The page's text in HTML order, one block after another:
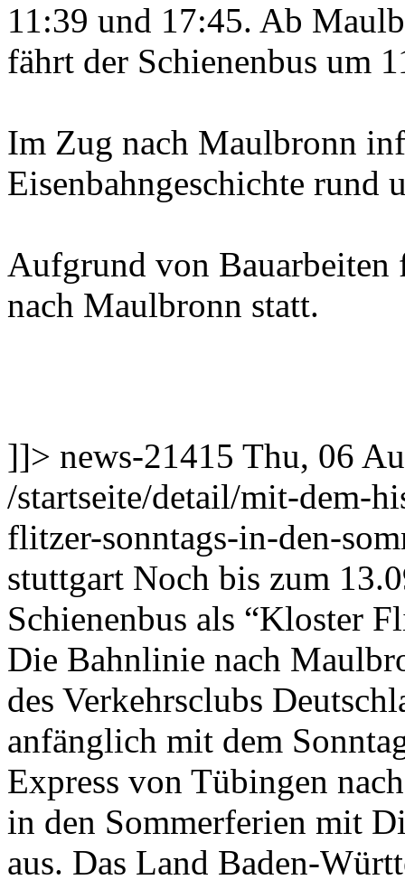
11:39 und 17:45. Ab
fährt der Schienenbus um
Im Zug nach Maulbronn
Eisenbahngeschichte
Aufgrund von
nach Maulbronn statt.
]]> news-21415 Thu, 06
/startseite/detail/mit-dem-
flitzer-sonntags-in-den-
stuttgart Noch bis zum
Schienenbus als “Kloster
Die Bahnlinie nach
des Verkehrsclubs
anfänglich mit dem
Express von Tübingen
in den Sommerferien mit
aus. Das Land Baden-